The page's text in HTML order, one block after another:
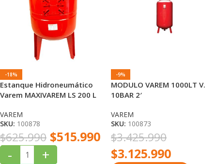
-18%
Estanque Hidroneumático
Varem MAXIVAREM LS 200 L
Butilo)
VAREM
SKU: 100878
$625.990 $515.990
- +
-9%
MODULO VAREM 1000LT V.
10BAR 2′
VAREM
SKU: 100873
$3.425.990
$3.125.990